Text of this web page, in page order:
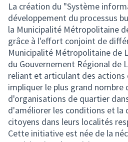
La création du "Système
développement du processus
la Municipalité Métropolitaine
grâce à l'effort conjoint de
Municipalité Métropolitaine de
du Gouvernement Régional de
reliant et articulant des actions
impliquer le plus grand nombre
d'organisations de quartier
d'améliorer les conditions et la
citoyens dans leurs localités
Cette initiative est née de la